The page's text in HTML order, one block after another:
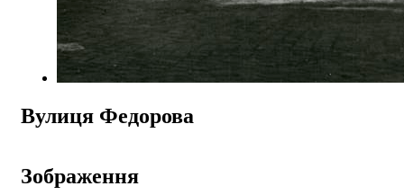
Вулиця Федорова
Зображення